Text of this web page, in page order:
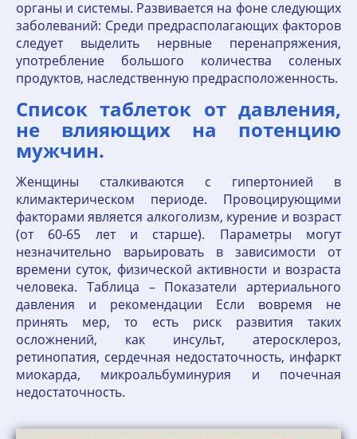
органы и системы. Развивается на фоне следующих
заболеваний: Среди предрасполагающих факторов
следует выделить нервные перенапряжения,
употребление большого количества соленых
продуктов, наследственную предрасположенность.
Список таблеток от давления,
не влияющих на потенцию
мужчин.
Женщины сталкиваются с гипертонией в
климактерическом периоде. Провоцирующими
факторами является алкоголизм, курение и возраст
(от 60-65 лет и старше). Параметры могут
незначительно варьировать в зависимости от
времени суток, физической активности и возраста
человека. Таблица – Показатели артериального
давления и рекомендации Если вовремя не
принять мер, то есть риск развития таких
осложнений, как инсульт, атеросклероз,
ретинопатия, сердечная недостаточность, инфаркт
миокарда, микроальбуминурия и почечная
недостаточность.